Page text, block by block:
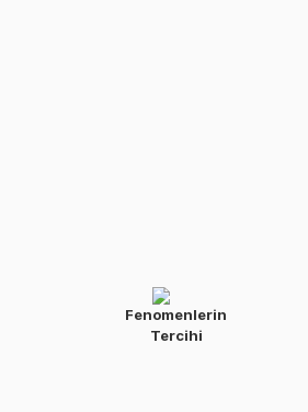
Fenomenlerin
Tercihi